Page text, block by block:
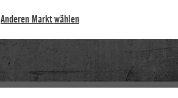
Anderen Markt wählen